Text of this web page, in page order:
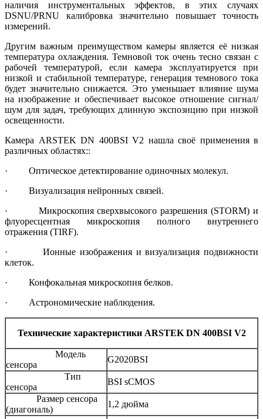
наличия инструментальных эффектов, в этих случаях
DSNU/PRNU калибровка значительно повышает точность
измерений.
Другим важным преимуществом камеры является её низкая
температура охлаждения. Темновой ток очень тесно связан с
рабочей температурой, если камера эксплуатируется при
низкой и стабильной температуре, генерация темнового тока
будет значительно снижается. Это уменьшает влияние шума
на изображение и обеспечивает высокое отношение сигнал/
шум для задач, требующих длинную экспозицию при низкой
освещенности.
Камера ARSTEK DN 400BSI V2 нашла своё применения в
различных областях::
· Оптическое детектирование одиночных молекул.
· Визуализация нейронных связей.
· Микроскопия сверхвысокого разрешения (STORM) и
флуоресцентная микроскопия полного внутреннего
отражения (TIRF).
· Ионные изображения и визуализация подвижности
клеток.
· Конфокальная микроскопия белков.
· Астрономические наблюдения.
Технические характеристики ARSTEK DN 400BSI V2
Модель
сенсора
G2020BSI
Тип
сенсора
BSI sCMOS
Размер сенсора
(диагональ)
1,2 дюйма